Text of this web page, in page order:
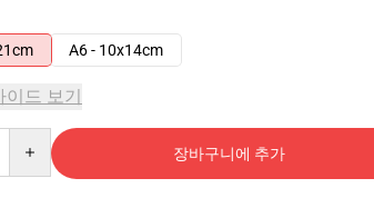
A6 - 10x14cm
이드 보기
장바구니에 추가